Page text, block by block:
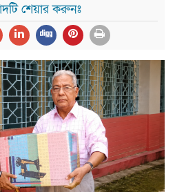
শেয়ার করুনঃ